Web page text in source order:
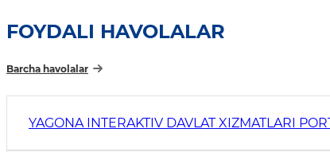
FOYDALI HAVOLALAR
Barcha havolalar
YAGONA INTERAKTIV DAVLAT XIZMATLARI